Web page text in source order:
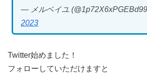
— メルベイユ
2023
Twitter始めました！
フォローしていただけますと